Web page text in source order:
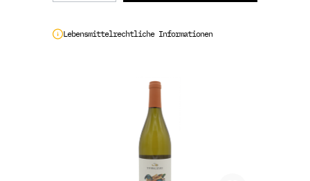
Lebensmittelrechtliche Informationen